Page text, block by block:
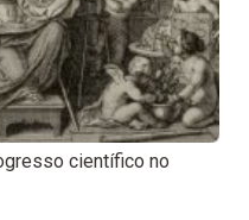
científico no